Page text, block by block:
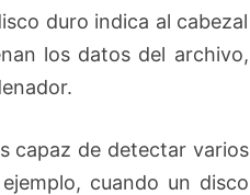
duro indica al cabezal
los datos del archivo,
capaz de detectar varios
cuando un disco